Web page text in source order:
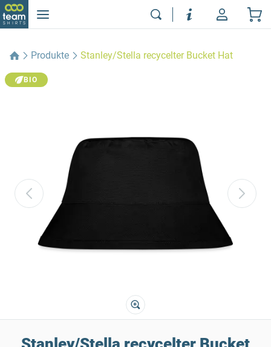
Produkte Stanley/Stella recycelter Bucket Hat
BIO